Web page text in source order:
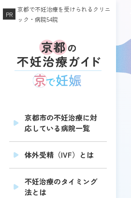
京都で不妊治療を受けられるクリニ
ック・病院54院
京都市の不妊治療に対
応している病院一覧
体外受精（IVF）とは
不妊治療のタイミング
法とは